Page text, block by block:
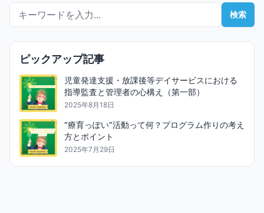
検索キーワード 検索
ピックアップ記事
児童発達支援・放課後等デイサービスにおける
指導監査と管理者の心構え（第一部）
2025年8月18日
“療育っぽい”活動って何？プログラム作りの考え
方とポイント
2025年7月29日